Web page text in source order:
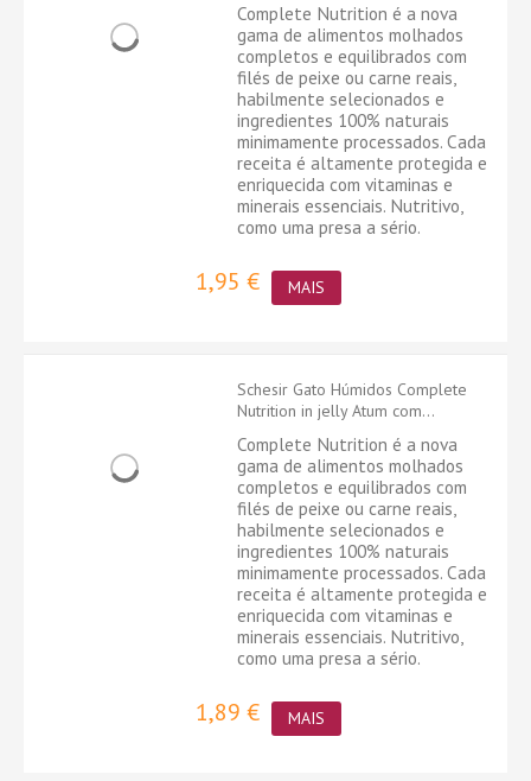
Complete Nutrition é a nova
gama de alimentos molhados
completos e equilibrados com
filés de peixe ou carne reais,
habilmente selecionados e
ingredientes 100% naturais
minimamente processados. Cada
receita é altamente protegida e
enriquecida com vitaminas e
minerais essenciais. Nutritivo,
como uma presa a sério.
1,95 € MAIS
Schesir Gato Húmidos Complete
Nutrition in jelly Atum com...
Complete Nutrition é a nova
gama de alimentos molhados
completos e equilibrados com
filés de peixe ou carne reais,
habilmente selecionados e
ingredientes 100% naturais
minimamente processados. Cada
receita é altamente protegida e
enriquecida com vitaminas e
minerais essenciais. Nutritivo,
como uma presa a sério.
1,89 € MAIS